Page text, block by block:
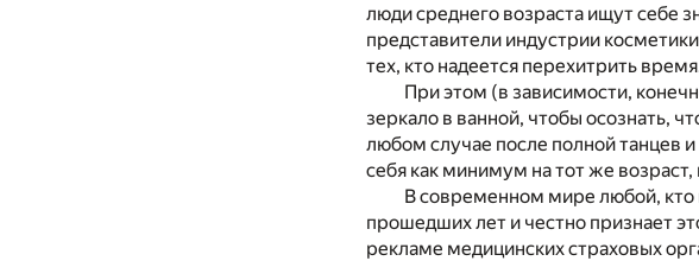
люди среднего возраста ищут себе
представители индустрии
тех, кто надеется перехитрить
При этом (в зависимости,
зеркало в ванной, чтобы осознать,
любом случае после полной танцев
себя как минимум на тот же
В современном мире любой, кто
прошедших лет и честно признает
рекламе медицинских страховых